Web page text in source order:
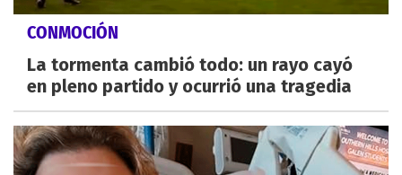
CONMOCIÓN
La tormenta cambió todo: un rayo cayó
en pleno partido y ocurrió una tragedia